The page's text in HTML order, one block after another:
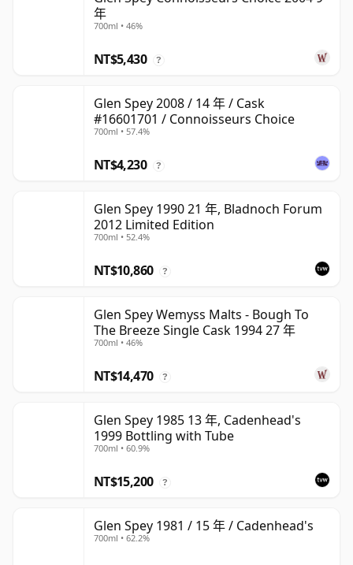
年
700ml • 46%
NT$5,430 ?
Glen Spey 2008 / 14 年 / Cask
#16601701 / Connoisseurs Choice
700ml • 57.4%
NT$4,230 ?
Glen Spey 1990 21 年, Bladnoch Forum
2012 Limited Edition
700ml • 52.4%
NT$10,860 ?
Glen Spey Wemyss Malts - Bough To
The Breeze Single Cask 1994 27 年
700ml • 46%
NT$14,470 ?
Glen Spey 1985 13 年, Cadenhead's
1999 Bottling with Tube
700ml • 60.9%
NT$15,200 ?
Glen Spey 1981 / 15 年 / Cadenhead's
700ml • 62.2%